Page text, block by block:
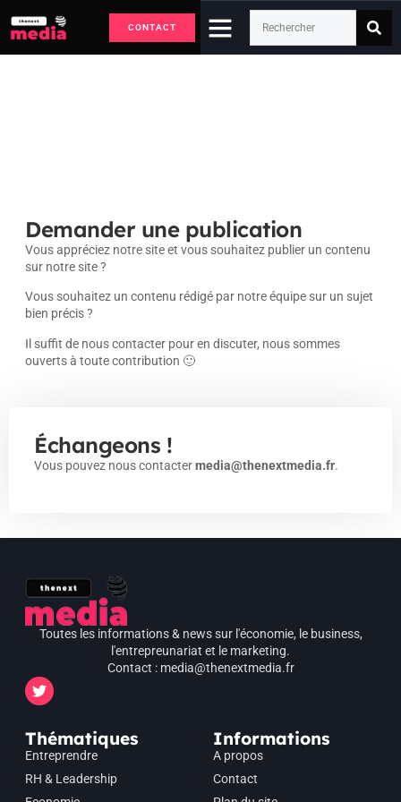
CONTACT
Demander une publication
Vous appréciez notre site et vous souhaitez publier un contenu
sur notre site ?
Vous souhaitez un contenu rédigé par notre équipe sur un sujet
bien précis ?
Il suffit de nous contacter pour en discuter, nous sommes
ouverts à toute contribution 🙂
Échangeons !
Vous pouvez nous contactermedia@thenextmedia.fr.
Toutes les informations & news sur l'économie, le business,
l'entrepreunariat et le marketing.
Contact : media@thenextmedia.fr
Thématiques
Entreprendre
RH & Leadership
Informations
A propos
Contact